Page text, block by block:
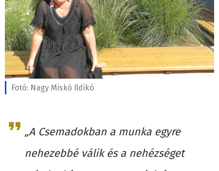
Fotó: Nagy Miskó Ildikó
„A Csemadokban a munka egyre
nehezebbé válik és a nehézséget